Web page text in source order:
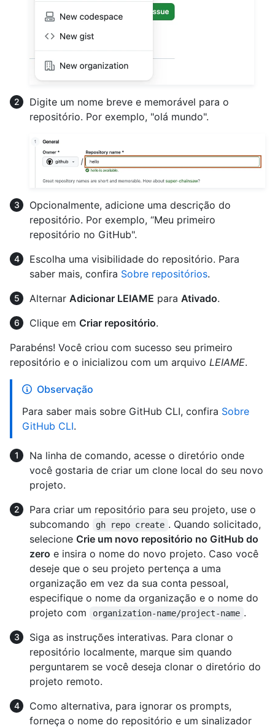
Digite um nome breve e memorável para o
repositório. Por exemplo, "olá mundo".
Opcionalmente, adicione uma descrição do
repositório. Por exemplo, “Meu primeiro
repositório no GitHub".
Escolha uma visibilidade do repositório. Para
saber mais, confira Sobre repositórios.
Alternar Adicionar LEIAME para Ativado.
Clique em Criar repositório.
Parabéns! Você criou com sucesso seu primeiro
repositório e o inicializou com um arquivo LEIAME.
Observação
Para saber mais sobre GitHub CLI, confira Sobre
GitHub CLI.
Na linha de comando, acesse o diretório onde
você gostaria de criar um clone local do seu novo
projeto.
Para criar um repositório para seu projeto, use o
subcomando
gh repo create . Quando solicitado,
selecione Crie um novo repositório no GitHub do
zero e insira o nome do novo projeto. Caso você
deseje que o seu projeto pertença a uma
organização em vez da sua conta pessoal,
especifique o nome da organização e o nome do
projeto com
organization-name/project-name .
Siga as instruções interativas. Para clonar o
repositório localmente, marque sim quando
perguntarem se você deseja clonar o diretório do
projeto remoto.
Como alternativa, para ignorar os prompts,
forneça o nome do repositório e um sinalizador